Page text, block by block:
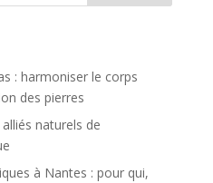
: harmoniser le corps
des pierres
naturels de
à Nantes : pour qui,